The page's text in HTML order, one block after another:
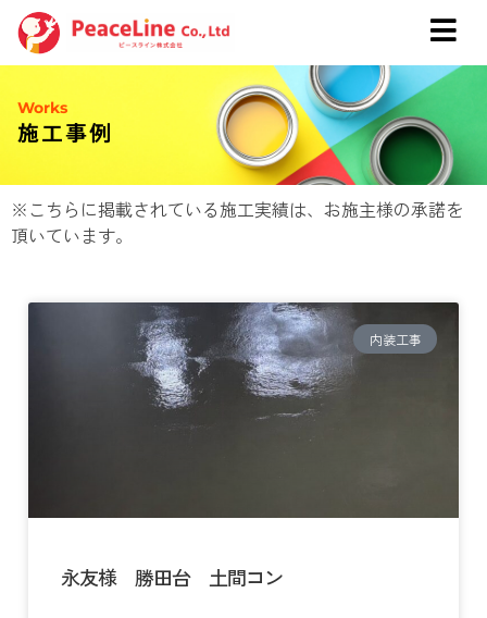
Works
施工事例
※こちらに掲載されている施工実績は、お施主様の承諾を
頂いています。
内装工事
永友様 勝田台 土間コン